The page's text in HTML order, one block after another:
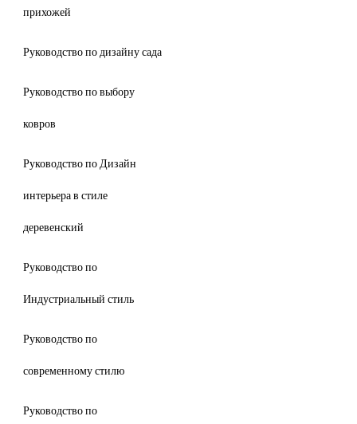
прихожей
Руководство по дизайну сада
Руководство по выбору
ковров
Руководство по Дизайн
интерьера в стиле
деревенский
Руководство по
Индустриальный стиль
Руководство по
современному стилю
Руководство по